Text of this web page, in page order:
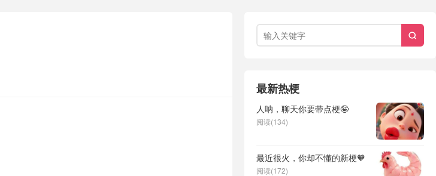

最新热梗
人呐，聊天你要带点梗🤪
阅读(134)
最近很火，你却不懂的新梗🧡
阅读(172)